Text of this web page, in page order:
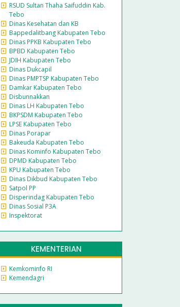
RSUD Sultan Thaha Saifuddin Kab.
Tebo
Dinas Kesehatan dan KB
Bappedalitbang Kabupaten Tebo
Dinas PPKB Kabupaten Tebo
BPBD Kabupaten Tebo
JDIH Kabupaten Tebo
Dinas Dukcapil
Dinas PMPTSP Kabupaten Tebo
Damkar Kabupaten Tebo
Disbunnakkan
Dinas LH Kabupaten Tebo
BKPSDM Kabupaten Tebo
LPSE Kabupaten Tebo
Dinas Porapar
Bakeuda Kabupaten Tebo
Dinas Kominfo Kabupaten Tebo
DPMD Kabupaten Tebo
KPU Kabupaten Tebo
Dinas Dikbud Kabupaten Tebo
Satpol PP
Disperindag Kabupaten Tebo
Dinas Sosial P3A
Inspektorat
KEMENTERIAN
Kemkominfo RI
Kemendagri